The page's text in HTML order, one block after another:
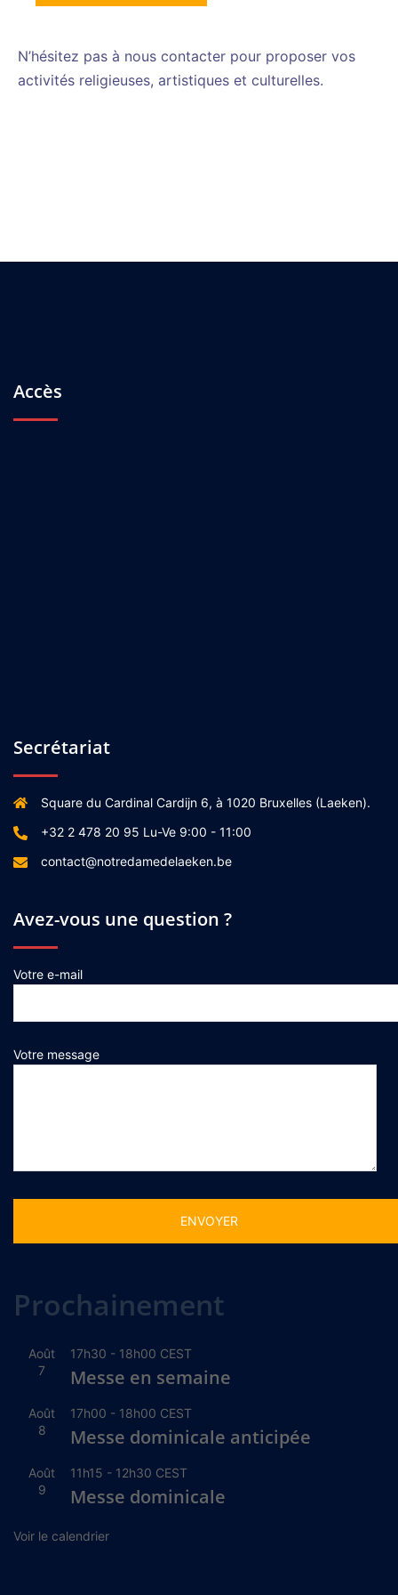
N’hésitez pas à nous contacter pour proposer vos
activités religieuses, artistiques et culturelles.
Accès
Secrétariat
Square du Cardinal Cardijn 6, à 1020 Bruxelles (Laeken).
+32 2 478 20 95 Lu-Ve 9:00 - 11:00
contact@notredamedelaeken.be
Avez-vous une question ?
Votre e-mail
Votre message
Prochainement
Août
7
17h30 - 18h00 CEST
Messe en semaine
Août
8
17h00 - 18h00 CEST
Messe dominicale anticipée
Août
9
11h15 - 12h30 CEST
Messe dominicale
Voir le calendrier